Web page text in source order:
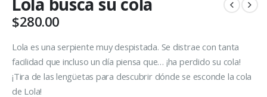
$280.00
Lola es una serpiente muy despistada. Se distrae con tanta
facilidad que incluso un día piensa que… ¡ha perdido su cola!
¡Tira de las lengüetas para descubrir dónde se esconde la cola
de Lola!